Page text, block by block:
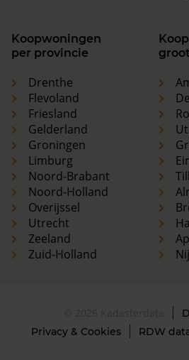
Koopwoningen
per provincie
Drenthe
Flevoland
Friesland
Gelderland
Groningen
Limburg
Noord-Brabant
Noord-Holland
Overijssel
Utrecht
Zeeland
Zuid-Holland
Privacy & Cookies
RDW